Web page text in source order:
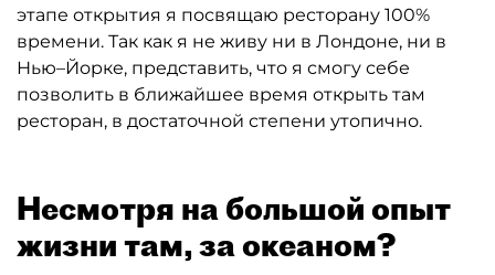
этапе открытия я посвящаю ресторану 100%
времени. Так как я не живу ни в Лондоне, ни в
Нью–Йорке, представить, что я смогу себе
позволить в ближайшее время открыть там
ресторан, в достаточной степени утопично.
Несмотря на большой опыт
жизни там, за океаном?